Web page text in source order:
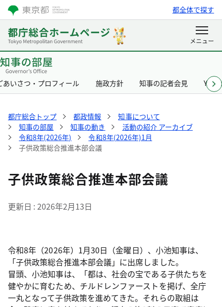
都全体で探す
あいさつ・プロフィール 施政方針 知事の記者会見
都庁総合トップ 都政情報
知事について
知事の部屋
知事の動き
活動の紹介 アーカイブ
令和8年(2026年)
令和8年(2026年)1月
子供政策総合推進本部会議
子供政策総合推進本部会議
更新日 2026年2月13日
令和8年（2026年）1月30日（金曜日）、小池知事は、
「子供政策総合推進本部会議」に出席しました。
冒頭、小池知事は、「都は、社会の宝である子供たちを
健やかに育むため、チルドレンファーストを掲げ、全庁
一丸となって子供政策を進めてきた。それらの取組は